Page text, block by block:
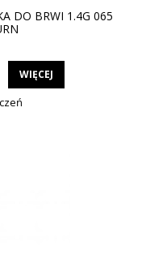
DO BRWI 1.4G 065
WIĘCEJ